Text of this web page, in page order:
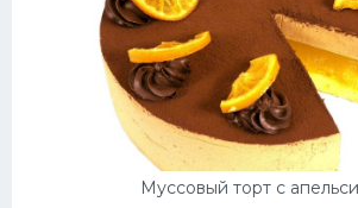
Муссовый торт с